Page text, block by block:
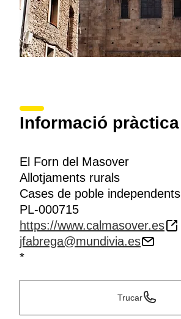
Informació pràctica
El Forn del Masover
Allotjaments rurals
Cases de poble independents
PL-000715
https://www.calmasover.es
jfabrega@mundivia.es
*
Trucar